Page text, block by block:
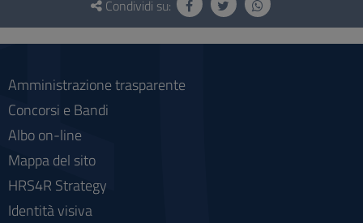
social
Condividi su:
Amministrazione trasparente
Concorsi e Bandi
Albo on-line
Mappa del sito
HRS4R Strategy
Identità visiva